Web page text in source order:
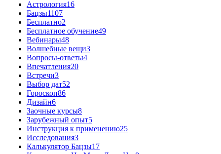
Астрология16
Бацзы1107
Бесплатно2
Бесплатное обучение49
Вебинары48
Волшебные вещи3
Вопросы-ответы4
Впечатления20
Встречи3
Выбор дат52
Гороскоп86
Дизайн6
Заочные курсы8
Зарубежный опыт5
Инструкция к применению25
Исследования3
Калькулятор Бацзы17